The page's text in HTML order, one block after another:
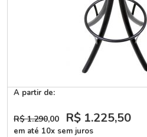
A partir de:
R$ 1.290,00 R$ 1.225,50
em até 10x sem juros